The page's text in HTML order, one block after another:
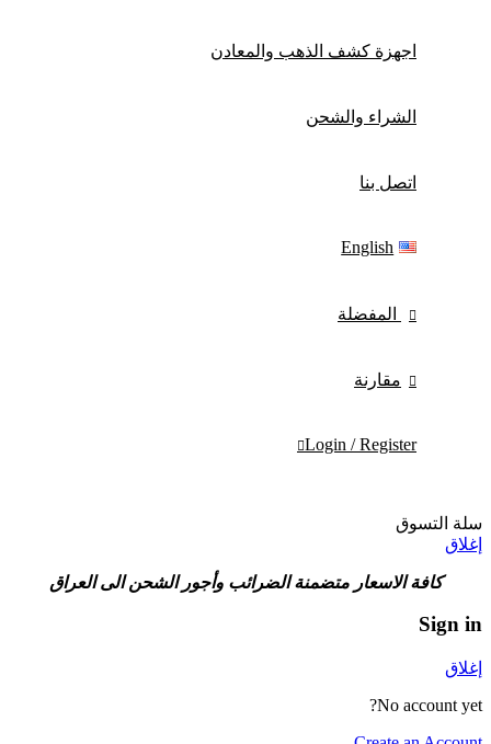
اجهزة كشف الذهب والمعادن
الشراء والشحن
اتصل بنا
English
المفضلة
مقارنة
Login / Register
سلة التسوق
إغلاق
كافة الاسعار متضمنة الضرائب وأجور الشحن الى العراق
Sign in
إغلاق
No account yet?